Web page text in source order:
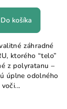
Do košíka
záhradné
ktorého “telo”
z polyratanu –
úplne odolného
voči...